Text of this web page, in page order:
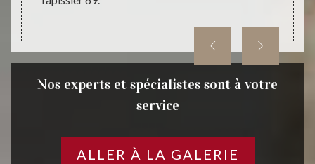
Nos experts et spécialistes sont à votre
service
ALLER À LA GALERIE